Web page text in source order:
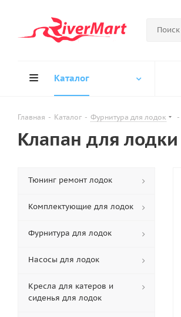
Каталог
Главная - Каталог - Фурнитура для лодок -
Клапан для лодки
Тюнинг ремонт лодок
Комплектующие для лодок
Фурнитура для лодок
Насосы для лодок
Кресла для катеров и
сиденья для лодок